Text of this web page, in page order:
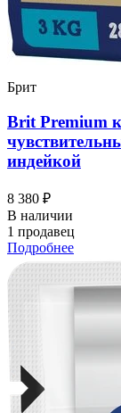
Брит
Brit Premium
индейкой
8 380 ₽
В наличии
1 продавец
Подробнее